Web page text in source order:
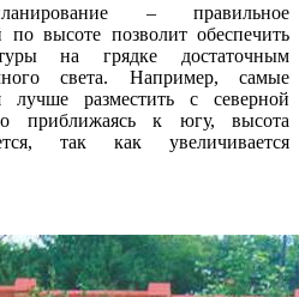
– правильное
по высоте позволит обеспечить
на грядке достаточным
света. Например, самые
лучше разместить с северной
приближаясь к югу, высота
так как увеличивается